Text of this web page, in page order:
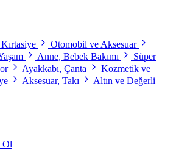
Otomobil ve Aksesuar
Anne, Bebek Bakımı
Süper
Ayakkabı, Çanta
Kozmetik ve
Aksesuar, Takı
Altın ve Değerli
Ol